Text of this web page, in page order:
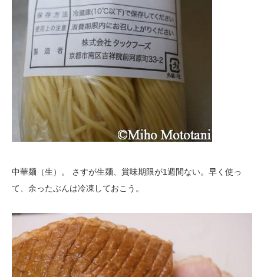
中華麺（生）。 さすが生麺、賞味期限が1週間ない。早く使っ
て、余ったぶんは冷凍しておこう。